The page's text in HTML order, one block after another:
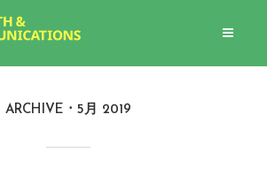
ARCHIVE 5月 2019